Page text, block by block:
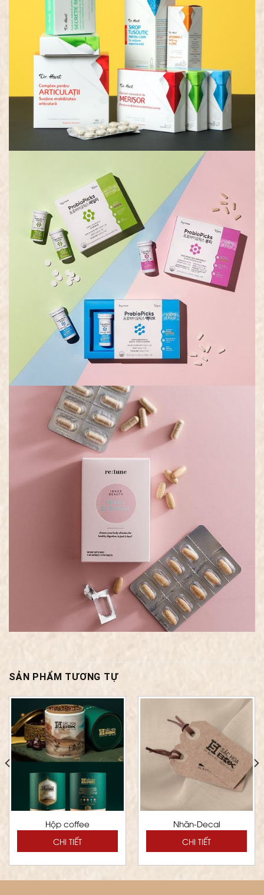
SẢN PHẨM TƯƠNG TỰ
Hộp coffee
CHI TIẾT
Nhãn-Decal
CHI TIẾT